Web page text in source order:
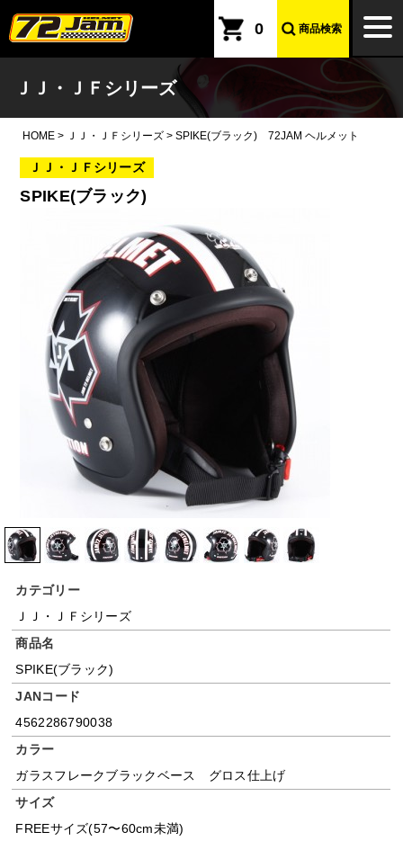
本文へ
0 商品検索
ＪＪ・ＪＦシリーズ
HOME > ＪＪ・ＪＦシリーズ > SPIKE(ブラック) 72JAM ヘルメット
ＪＪ・ＪＦシリーズ
SPIKE(ブラック)
カテゴリー
ＪＪ・ＪＦシリーズ
商品名
SPIKE(ブラック)
JANコード
4562286790038
カラー
ガラスフレークブラックベース グロス仕上げ
サイズ
FREEサイズ(57〜60cm未満)